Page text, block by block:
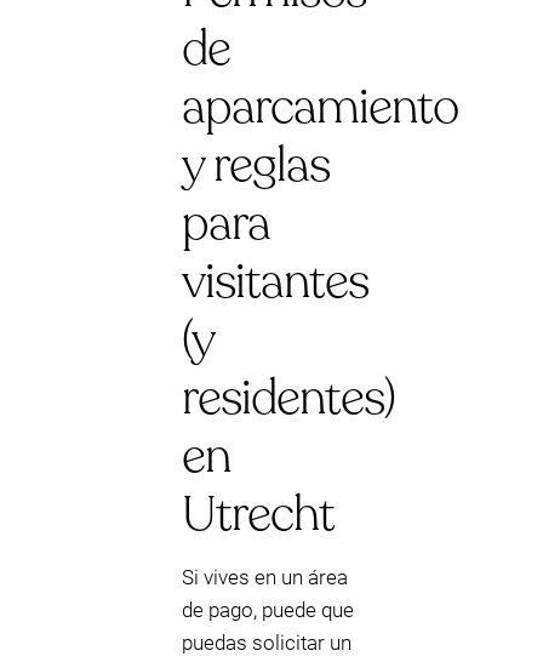
de
aparcamiento
y reglas
para
visitantes
(y
residentes)
en
Utrecht
Si vives en un área
de pago, puede que
puedas solicitar un